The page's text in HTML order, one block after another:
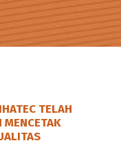
TELAH
MENCETAK